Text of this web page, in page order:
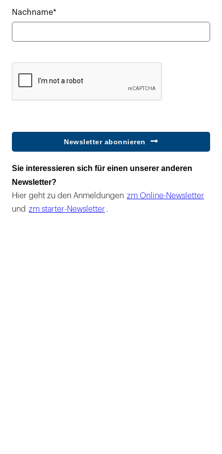
Nachname*
Newsletter abonnieren
Sie interessieren sich für einen unserer anderen
Newsletter?
Hier geht zu den Anmeldungen zm Online-Newsletter
und zm starter-Newsletter .